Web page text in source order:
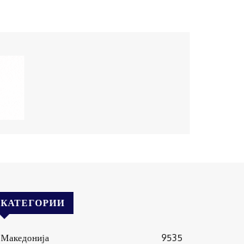
КАТЕГОРИИ
Македонија 9535